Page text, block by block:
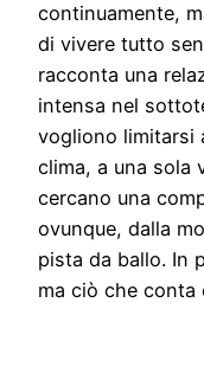
continuamente,
di vivere tutto
racconta una
intensa nel
vogliono limitarsi
clima, a una sola
cercano una
ovunque, dalla
pista da ballo. In
ma ciò che conta